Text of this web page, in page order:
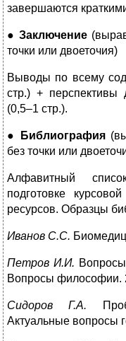
завершаются
●Заключение
точки или двоеточия)
Выводы по всему
стр.) + перспективы
(0,5–1 стр.).
● Библиография
без точки или
Алфавитный
подготовке
ресурсов. Образцы
Иванов С.С.
Петров И.И. Вопросы
Вопросы философии.
Сидоров Г.А.
Актуальные вопросы